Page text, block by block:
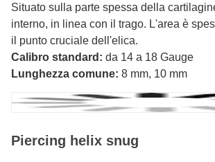
Situato sulla parte spessa della
interno, in linea con il trago. L'area è
il punto cruciale dell'elica.
Calibro standard: da 14 a 18 Gauge
Lunghezza comune: 8 mm, 10 mm
Piercing helix snug